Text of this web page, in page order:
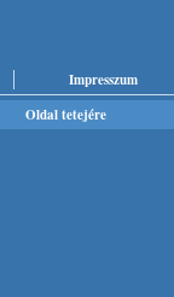
Impresszum
Oldal tetejére